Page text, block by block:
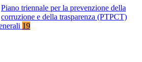
Piano triennale per la prevenzione della
corruzione e della trasparenza (PTPCT)
19